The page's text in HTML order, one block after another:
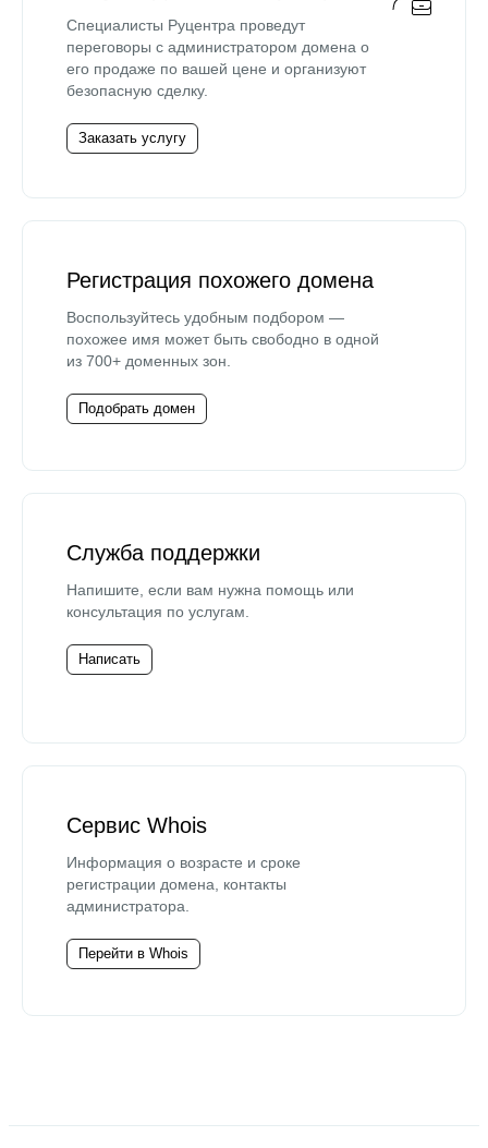
Специалисты Руцентра проведут
переговоры с администратором домена о
его продаже по вашей цене и организуют
безопасную сделку.
Заказать услугу
Регистрация похожего домена
Воспользуйтесь удобным подбором —
похожее имя может быть свободно в одной
из 700+ доменных зон.
Подобрать домен
Служба поддержки
Напишите, если вам нужна помощь или
консультация по услугам.
Написать
Сервис Whois
Информация о возрасте и сроке
регистрации домена, контакты
администратора.
Перейти в Whois